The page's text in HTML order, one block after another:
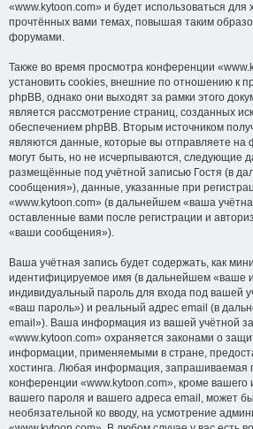
«www.kytoon.com» и будет использоваться
прочтённых вами темах, повышая таким
форумами.
Также во время просмотра конференции
установить cookies, внешние по отношению к
phpBB, однако они выходят за рамки этого
является рассмотрение страниц, созданных
обеспечением phpBB. Вторым источником
являются данные, которые вы отправляете
могут быть, но не исчерпываются, следующие
размещённые под учётной записью Гостя (в
сообщения»), данные, указанные при
«www.kytoon.com» (в дальнейшем «ваша
оставленные вами после регистрации и
«ваши сообщения»).
Ваша учётная запись будет содержать, как
идентифицируемое имя (в дальнейшем «ваше
индивидуальный пароль для входа под вашей
«ваш пароль») и реальный адрес email (в
email»). Ваша информация из вашей учётной
«www.kytoon.com» охраняется законами о
информации, применяемыми в стране,
хостинга. Любая информация, запрашиваемая
конференции «www.kytoon.com», кроме вашего
вашего пароля и вашего адреса email, может
необязательной ко вводу, на усмотрение